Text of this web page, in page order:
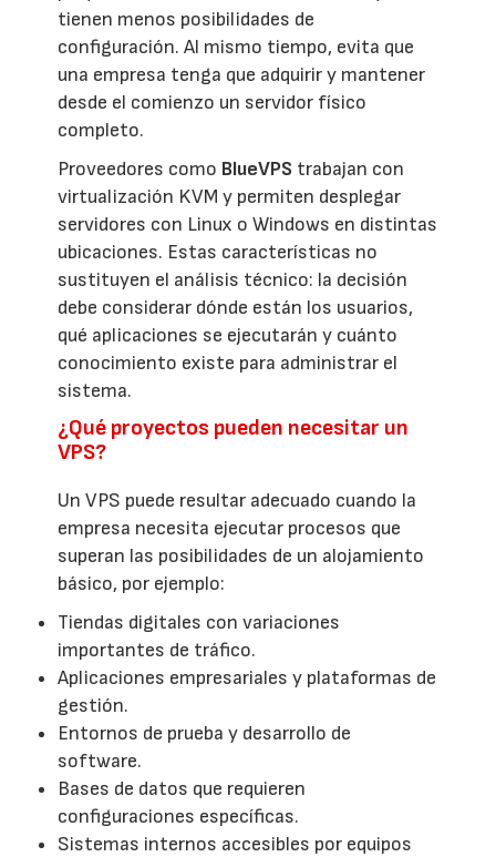
tienen menos posibilidades de
configuración. Al mismo tiempo, evita que
una empresa tenga que adquirir y mantener
desde el comienzo un servidor físico
completo.
Proveedores como BlueVPS trabajan con
virtualización KVM y permiten desplegar
servidores con Linux o Windows en distintas
ubicaciones. Estas características no
sustituyen el análisis técnico: la decisión
debe considerar dónde están los usuarios,
qué aplicaciones se ejecutarán y cuánto
conocimiento existe para administrar el
sistema.
¿Qué proyectos pueden necesitar un
VPS?
Un VPS puede resultar adecuado cuando la
empresa necesita ejecutar procesos que
superan las posibilidades de un alojamiento
básico, por ejemplo:
Tiendas digitales con variaciones
importantes de tráfico.
Aplicaciones empresariales y plataformas de
gestión.
Entornos de prueba y desarrollo de
software.
Bases de datos que requieren
configuraciones específicas.
Sistemas internos accesibles por equipos